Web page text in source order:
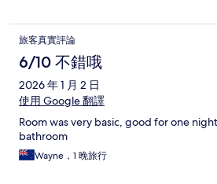
旅客真實評論
6/10 不錯哦
2026 年 1 月 2 日
使用 Google 翻譯
Room was very basic, good for one
bathroom
Wayne，1 晚旅行